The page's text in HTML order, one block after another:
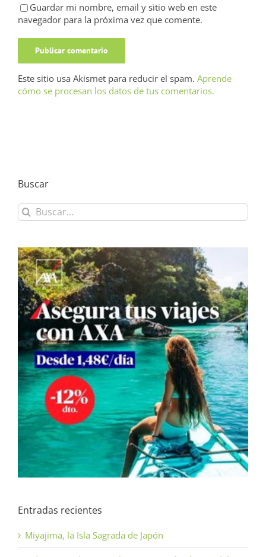
Guardar mi nombre, email y sitio web en este
navegador para la próxima vez que comente.
Este sitio usa Akismet para reducir el spam. Aprende
cómo se procesan los datos de tus comentarios.
Buscar
Buscar:
Entradas recientes
Miyajima, la Isla Sagrada de Japón